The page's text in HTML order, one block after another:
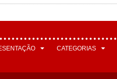
CATEGORIAS